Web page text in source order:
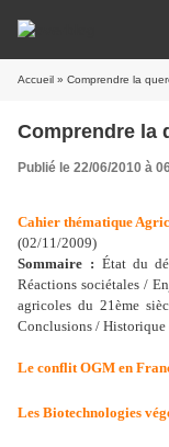
Accueil » Comprendre la
Comprendre la
Publié le 22/06/2010 à
Cahier thématique
(02/11/2009)
Sommaire : État du
Réactions sociétales /
agricoles du 21ème
Conclusions /
Le conflit OGM en
Les Biotechnologies